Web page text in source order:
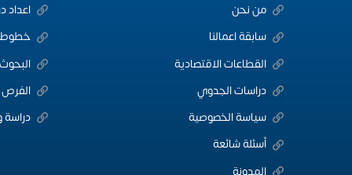
من نحن
سابقة اعمالنا
القطاعات الاقتصادية
دراسات الجدوي
سياسة الخصوصية
أسئلة شائعة
المدونة
اعداد
خطوط
الفرص
دراسة